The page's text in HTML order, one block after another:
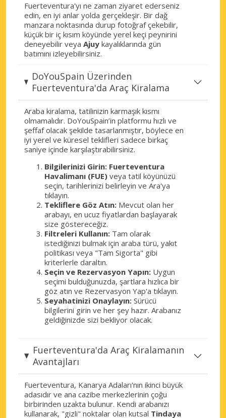
Fuerteventura'yı ne zaman ziyaret ederseniz
edin, en iyi anlar yolda gerçekleşir. Bir dağ
manzara noktasında durup fotoğraf çekebilir,
küçük bir iç kısım köyünde yerel keçi peynirini
deneyebilir veya Ajuy kayalıklarında gün
batımını izleyebilirsiniz.
DoYouSpain Üzerinden
Fuerteventura'da Araç Kiralama
Araba kiralama, tatilinizin karmaşık kısmı
olmamalıdır. DoYouSpain’in platformu hızlı ve
şeffaf olacak şekilde tasarlanmıştır, böylece en
iyi yerel ve küresel teklifleri sadece birkaç
saniye içinde karşılaştırabilirsiniz.
Bilgilerinizi Girin: Fuerteventura
Havalimanı (FUE) veya tatil köyünüzü
seçin, tarihlerinizi belirleyin ve Ara'ya
tıklayın.
Tekliflere Göz Atın: Mevcut olan her
arabayı, en ucuz fiyatlardan başlayarak
size göstereceğiz.
Filtreleri Kullanın: Tam olarak
istediğinizi bulmak için araba türü, yakıt
politikası veya "Tam Sigorta" gibi
kriterlerle daraltın.
Seçin ve Rezervasyon Yapın: Uygun
seçimi bulduğunuzda, şartlara hızlıca bir
göz atın ve Rezervasyon Yap'a tıklayın.
Seyahatinizi Onaylayın: Sürücü
bilgilerini girin ve her şey hazır. Arabanız
geldiğinizde sizi bekliyor olacak.
Fuerteventura'da Araç Kiralamanın
Avantajları
Fuerteventura, Kanarya Adaları'nın ikinci büyük
adasıdır ve ana cazibe merkezlerinin çoğu
birbirinden uzakta bulunur. Kendi arabanızı
kullanarak, "gizli" noktalar olan kutsal Tindaya